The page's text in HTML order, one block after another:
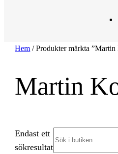
Hem / Produkter märkta ”Martin
Martin
Endast ett
sökresultat